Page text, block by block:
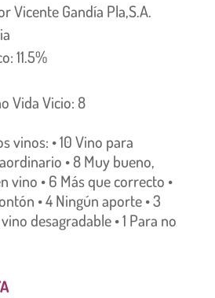
Vicente Gandía Pla,S.A.
11.5%
Vida Vicio: 8
vinos: • 10 Vino para
• 8 Muy bueno,
vino • 6 Más que correcto •
• 4 Ningún aporte • 3
desagradable • 1 Para no